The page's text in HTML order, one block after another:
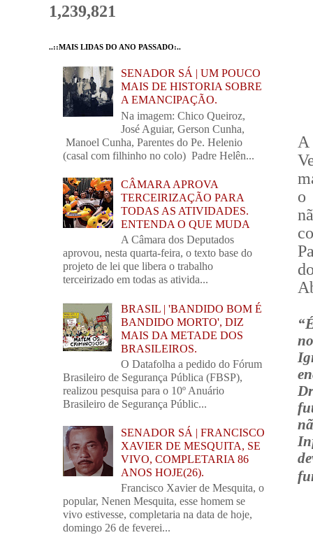
A
o
1,239,821
..::MAIS LIDAS DO ANO PASSADO:..
SENADOR SÁ | UM POUCO
MAIS DE HISTORIA SOBRE
A EMANCIPAÇÃO.
Na imagem: Chico Queiroz,
José Aguiar, Gerson Cunha,
Manoel Cunha, Parentes do Pe. Helenio
(casal com filhinho no colo) Padre Helên...
CÂMARA APROVA
TERCEIRIZAÇÃO PARA
TODAS AS ATIVIDADES.
ENTENDA O QUE MUDA
A Câmara dos Deputados
aprovou, nesta quarta-feira, o texto base do
projeto de lei que libera o trabalho
terceirizado em todas as ativida...
BRASIL | 'BANDIDO BOM É
BANDIDO MORTO', DIZ
MAIS DA METADE DOS
BRASILEIROS.
O Datafolha a pedido do Fórum
Brasileiro de Segurança Pública (FBSP),
realizou pesquisa para o 10º Anuário
Brasileiro de Segurança Públic...
SENADOR SÁ | FRANCISCO
XAVIER DE MESQUITA, SE
VIVO, COMPLETARIA 86
ANOS HOJE(26).
Francisco Xavier de Mesquita, o
popular, Nenen Mesquita, esse homem se
vivo estivesse, completaria na data de hoje,
domingo 26 de feverei...